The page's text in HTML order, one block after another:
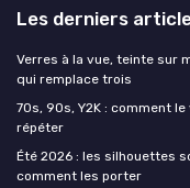
Les derniers
Verres à la vue, teinte sur
qui remplace trois
70s, 90s, Y2K : comment
répéter
Été 2026 : les silhouettes
comment les porter